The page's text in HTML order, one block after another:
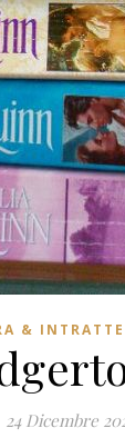
&
24 Dicembre